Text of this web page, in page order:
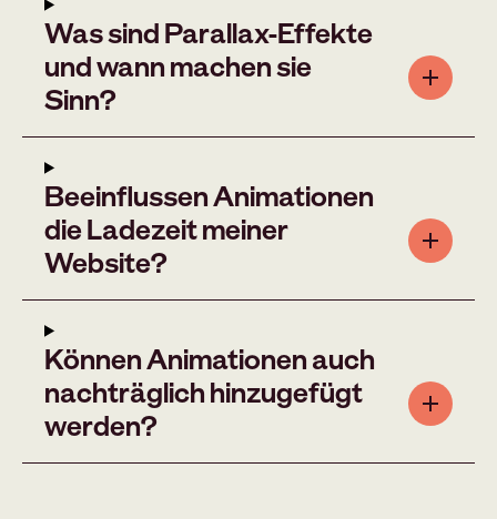
Was sind Parallax-Effekte
und wann machen sie
Sinn?
Beeinflussen Animationen
die Ladezeit meiner
Website?
Können Animationen auch
nachträglich hinzugefügt
werden?